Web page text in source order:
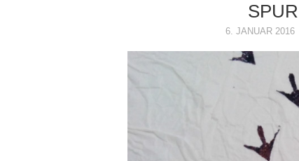
6. JANUAR 2016